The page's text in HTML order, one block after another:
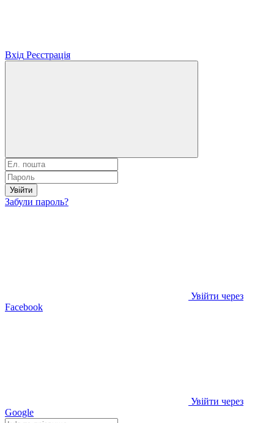
Вхід Реєстрація
Увійти
Забули пароль?
Увійти через
Facebook
Увійти через
Google